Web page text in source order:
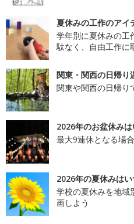
夏休みの工作のアイ
学年別に夏休みの工
駄なく、自由工作に
関東・関西の日帰り
関東や関西の日帰り
2026年のお盆休み
最大9連休となる場
2026年の夏休みは
学校の夏休みを地域
画しよう